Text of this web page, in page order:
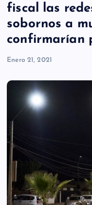
fiscal las
sobornos a
confirmarían
Enero 21, 2021